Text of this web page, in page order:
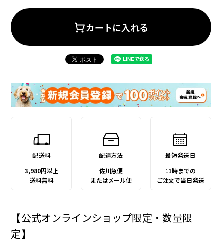
アウトレット 補助食品
カートに入れる
配送料
3,980円以上
送料無料
配達方法
佐川急便
またはメール便
最短発送日
11時までの
ご注文で当日発送
【公式オンラインショップ限定・数量限
定】